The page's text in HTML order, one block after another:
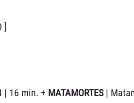
]
| 16 min. + MATAMORTES |